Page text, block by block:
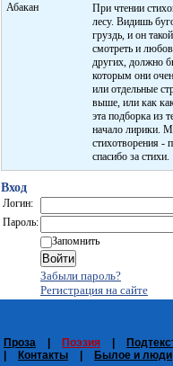
Абакан
При чтении
лесу. Видишь
груздь, и он
смотреть и
других, должно
которым они
или отдельные
выше, или как
эта подборка из
начало лирики.
стихотворения -
спасибо за стихи.
Вход
Логин:
Пароль:
Запомнить
Забыли пароль?
Регистрация на сайте
Проза Поэзия
Контакты Былое и люди